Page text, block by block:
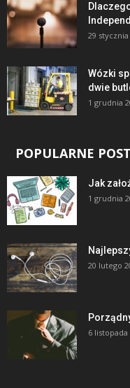
29 stycznia
Wózki
dwie
1 grudnia
POPULARNE
Jak
1 grudnia
20 lutego
6 listopada